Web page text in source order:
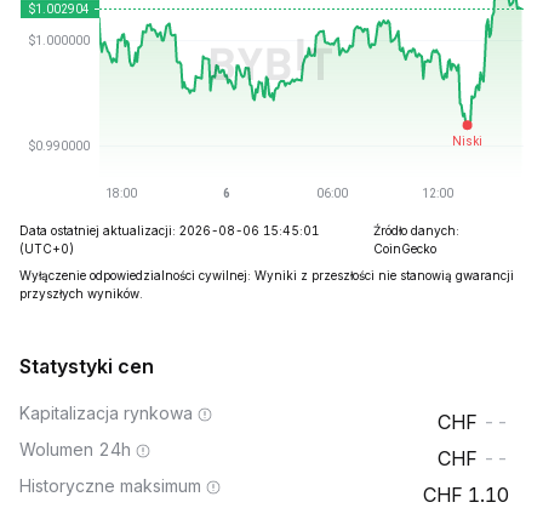
Data ostatniej aktualizacji: 2026-08-06 15:45:01
(UTC+0)
Źródło danych:
CoinGecko
Wyłączenie odpowiedzialności cywilnej: Wyniki z przeszłości nie stanowią gwarancji
przyszłych wyników.
Statystyki cen
Kapitalizacja rynkowa --
Wolumen 24h --
Historyczne maksimum 1.10